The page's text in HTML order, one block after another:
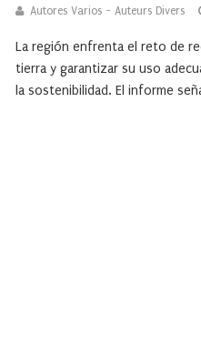
Autores Varios - Auteurs Divers
La región enfrenta el reto de
tierra y garantizar su uso
la sostenibilidad. El informe